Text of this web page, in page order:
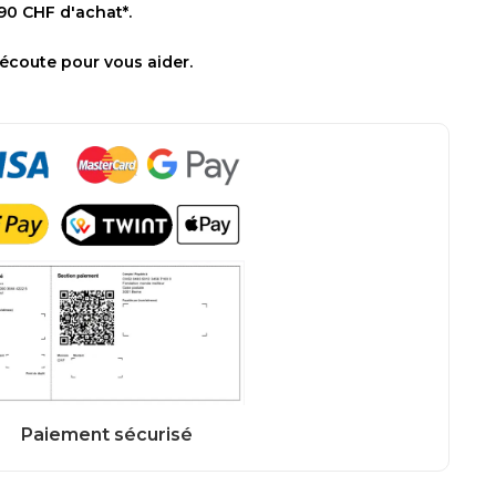
CHF d'achat*.
pour vous aider.